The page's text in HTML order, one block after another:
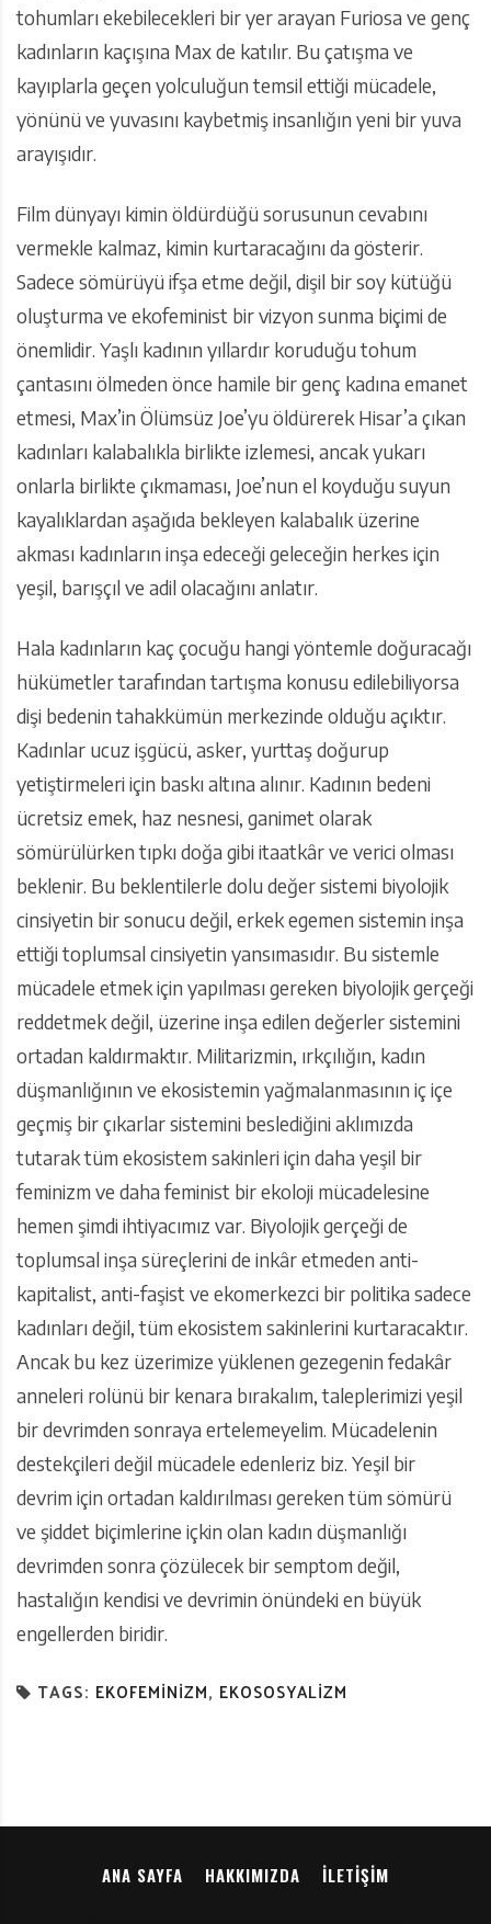
tohumları ekebilecekleri bir yer arayan Furiosa ve genç
kadınların kaçışına Max de katılır. Bu çatışma ve
kayıplarla geçen yolculuğun temsil ettiği mücadele,
yönünü ve yuvasını kaybetmiş insanlığın yeni bir yuva
arayışıdır.
Film dünyayı kimin öldürdüğü sorusunun cevabını
vermekle kalmaz, kimin kurtaracağını da gösterir.
Sadece sömürüyü ifşa etme değil, dişil bir soy kütüğü
oluşturma ve ekofeminist bir vizyon sunma biçimi de
önemlidir. Yaşlı kadının yıllardır koruduğu tohum
çantasını ölmeden önce hamile bir genç kadına emanet
etmesi, Max’in Ölümsüz Joe’yu öldürerek Hisar’a çıkan
kadınları kalabalıkla birlikte izlemesi, ancak yukarı
onlarla birlikte çıkmaması, Joe’nun el koyduğu suyun
kayalıklardan aşağıda bekleyen kalabalık üzerine
akması kadınların inşa edeceği geleceğin herkes için
yeşil, barışçıl ve adil olacağını anlatır.
Hala kadınların kaç çocuğu hangi yöntemle doğuracağı
hükümetler tarafından tartışma konusu edilebiliyorsa
dişi bedenin tahakkümün merkezinde olduğu açıktır.
Kadınlar ucuz işgücü, asker, yurttaş doğurup
yetiştirmeleri için baskı altına alınır. Kadının bedeni
ücretsiz emek, haz nesnesi, ganimet olarak
sömürülürken tıpkı doğa gibi itaatkâr ve verici olması
beklenir. Bu beklentilerle dolu değer sistemi biyolojik
cinsiyetin bir sonucu değil, erkek egemen sistemin inşa
ettiği toplumsal cinsiyetin yansımasıdır. Bu sistemle
mücadele etmek için yapılması gereken biyolojik gerçeği
reddetmek değil, üzerine inşa edilen değerler sistemini
ortadan kaldırmaktır. Militarizmin, ırkçılığın, kadın
düşmanlığının ve ekosistemin yağmalanmasının iç içe
geçmiş bir çıkarlar sistemini beslediğini aklımızda
tutarak tüm ekosistem sakinleri için daha yeşil bir
feminizm ve daha feminist bir ekoloji mücadelesine
hemen şimdi ihtiyacımız var. Biyolojik gerçeği de
toplumsal inşa süreçlerini de inkâr etmeden anti-
kapitalist, anti-faşist ve ekomerkezci bir politika sadece
kadınları değil, tüm ekosistem sakinlerini kurtaracaktır.
Ancak bu kez üzerimize yüklenen gezegenin fedakâr
anneleri rolünü bir kenara bırakalım, taleplerimizi yeşil
bir devrimden sonraya ertelemeyelim. Mücadelenin
destekçileri değil mücadele edenleriz biz. Yeşil bir
devrim için ortadan kaldırılması gereken tüm sömürü
ve şiddet biçimlerine içkin olan kadın düşmanlığı
devrimden sonra çözülecek bir semptom değil,
hastalığın kendisi ve devrimin önündeki en büyük
engellerden biridir.
TAGS: EKOFEMINIZM, EKOSOSYALIZM
ANA SAYFA HAKKIMIZDA İLETIŞIM